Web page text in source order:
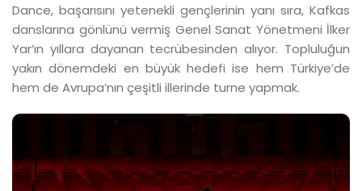
Dance, başarısını yetenekli gençlerinin yanı sıra, Kafkas
danslarına gönlünü vermiş Genel Sanat Yönetmeni İlker
Yar’ın yıllara dayanan tecrübesinden alıyor. Topluluğun
yakın dönemdeki en büyük hedefi ise hem Türkiye’de
hem de Avrupa’nın çeşitli illerinde turne yapmak.